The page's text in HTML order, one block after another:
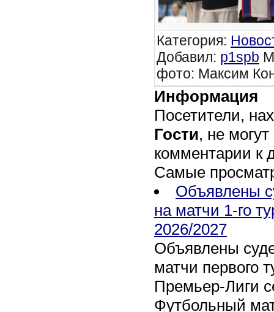
Категория:
Добавил: p1spb
фото: Максим
Информация
Посетители,
Гости, не
комментарии к
Самые
Объявлены
на матчи 1-го
2026/2027
Объявлены
матчи первого
Премьер-Лиги
Футбольный